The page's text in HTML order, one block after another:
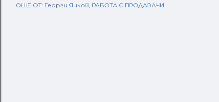
ОЩЕ ОТ: Георги Янков РАБОТА С ПРОДАВАЧИ